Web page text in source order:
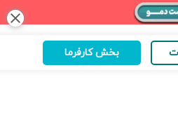
close
بخش کارفرما